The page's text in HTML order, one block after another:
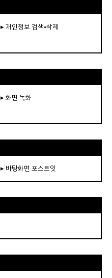
▸ 개인정보 검색•삭제
▸ 화면 녹화
▸ 바탕화면 포스트잇